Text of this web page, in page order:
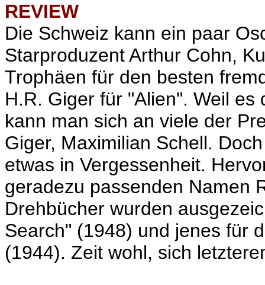
REVIEW
Die Schweiz kann ein paar
Starproduzent Arthur Cohn,
Trophäen für den besten
H.R. Giger für "Alien". Weil
kann man sich an viele der
Giger, Maximilian Schell.
etwas in Vergessenheit.
geradezu passenden Namen
Drehbücher wurden
Search" (1948) und jenes für
(1944). Zeit wohl, sich